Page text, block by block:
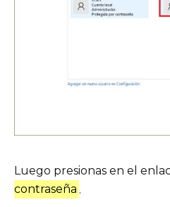
Luego presionas en el
contraseña .